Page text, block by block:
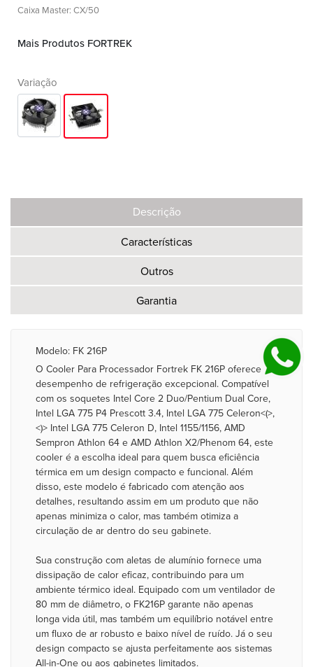
Caixa Master: CX/50
Mais Produtos FORTREK
Variação
Descrição
Características
Outros
Garantia
Modelo: FK 216P
O Cooler Para Processador Fortrek FK 216P oferece um
desempenho de refrigeração excepcional. Compatível
com os soquetes Intel Core 2 Duo/Pentium Dual Core,
Intel LGA 775 P4 Prescott 3.4, Intel LGA 775 Celeron<(>,
<)> Intel LGA 775 Celeron D, Intel 1155/1156, AMD
Sempron Athlon 64 e AMD Athlon X2/Phenom 64, este
cooler é a escolha ideal para quem busca eficiência
térmica em um design compacto e funcional. Além
disso, este modelo é fabricado com atenção aos
detalhes, resultando assim em um produto que não
apenas minimiza o calor, mas também otimiza a
circulação de ar dentro do seu gabinete.
Sua construção com aletas de alumínio fornece uma
dissipação de calor eficaz, contribuindo para um
ambiente térmico ideal. Equipado com um ventilador de
80 mm de diâmetro, o FK216P garante não apenas
longa vida útil, mas também um equilíbrio notável entre
um fluxo de ar robusto e baixo nível de ruído. Já o seu
design compacto se ajusta perfeitamente aos sistemas
All-in-One ou aos gabinetes limitados.